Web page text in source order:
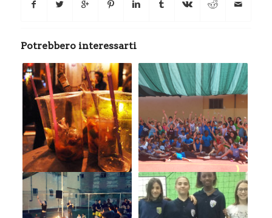
Potrebbero interessarti